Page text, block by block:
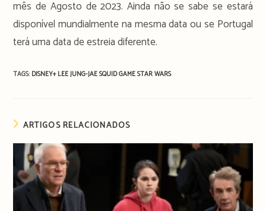
mês de Agosto de 2023. Ainda não se sabe se estará
disponível mundialmente na mesma data ou se Portugal
terá uma data de estreia diferente.
TAGS: DISNEY+LEE JUNG-JAESQUID GAMESTAR WARS
ARTIGOS RELACIONADOS